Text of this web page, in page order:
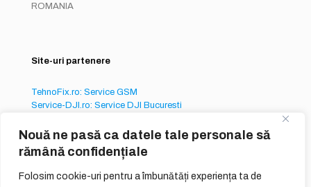
Nouă ne pasă ca datele tale personale să
rămână confidențiale
Folosim cookie-uri pentru a îmbunătăți experiența ta de
ROMANIA
Site-uri partenere
TehnoFix.ro: Service GSM
Service-DJI.ro: Service DJI Bucuresti